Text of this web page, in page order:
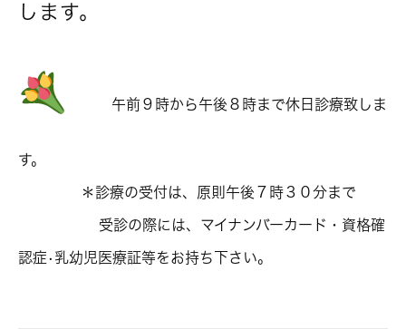
します。
午前９時から午後８時まで休日診療致しま
す。
＊診療の受付は、原則午後７時３０分まで
受診の際には、マイナンバーカード・資格確
認症•乳幼児医療証等をお持ち下さい。